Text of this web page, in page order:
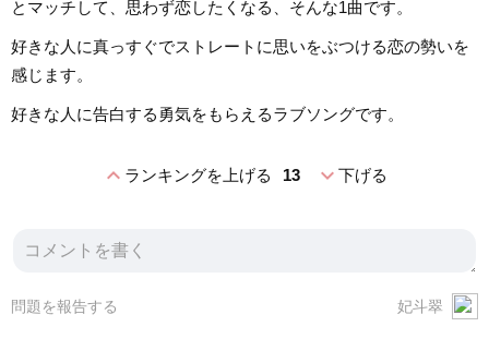
とマッチして、思わず恋したくなる、そんな1曲です。
好きな人に真っすぐでストレートに思いをぶつける恋の勢いを
感じます。
好きな人に告白する勇気をもらえるラブソングです。
expand_lessランキングを上げる 13 expand_more下げる
妃斗翠
問題を報告する